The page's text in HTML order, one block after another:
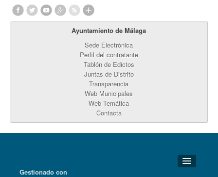
Ayuntamiento de Málaga
Sede Electrónica
Perfil del contratante
Tablón de Edictos
Juntas de Distrito
Transparencia
Web Municipales
Web Temática
Contacta
Gestionado con